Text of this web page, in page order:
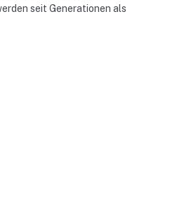
seit Generationen als